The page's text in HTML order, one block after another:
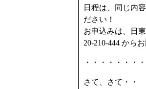
日程は、同じ内
ださい！
お申込みは、日
20-210-444 から
・・・・・・・
さて、さて・・